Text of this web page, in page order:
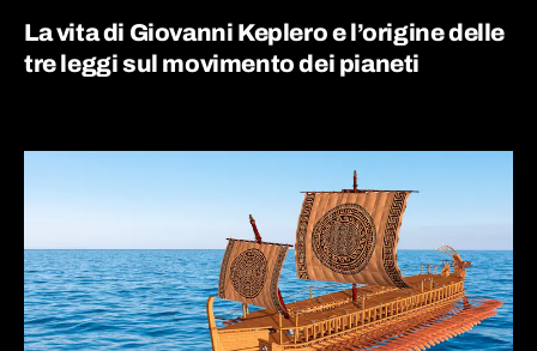
La vita di Giovanni Keplero e l’origine delle
tre leggi sul movimento dei pianeti